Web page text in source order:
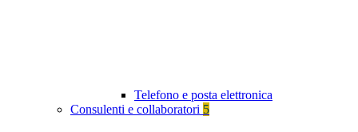
Telefono e posta elettronica
Consulenti e collaboratori 5